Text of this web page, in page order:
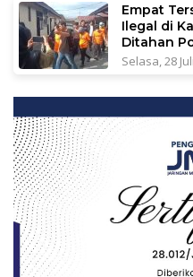
Empat
Ilegal di
Ditahan
Selasa, 28